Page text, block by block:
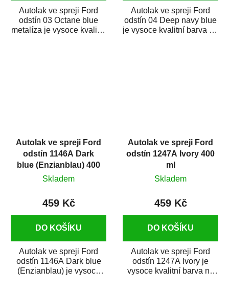
Autolak ve spreji Ford
odstín 03 Octane blue
metalíza je vysoce kvalitní
Autolak ve spreji Ford
odstín 04 Deep navy blue
je vysoce kvalitní barva na
Autolak ve spreji Ford
odstín 1146A Dark
blue (Enzianblau) 400
ml
Skladem
459 Kč
DO KOŠÍKU
Autolak ve spreji Ford
odstín 1146A Dark blue
(Enzianblau) je vysoce
Autolak ve spreji Ford
odstín 1247A Ivory 400
ml
Skladem
459 Kč
DO KOŠÍKU
Autolak ve spreji Ford
odstín 1247A Ivory je
vysoce kvalitní barva na